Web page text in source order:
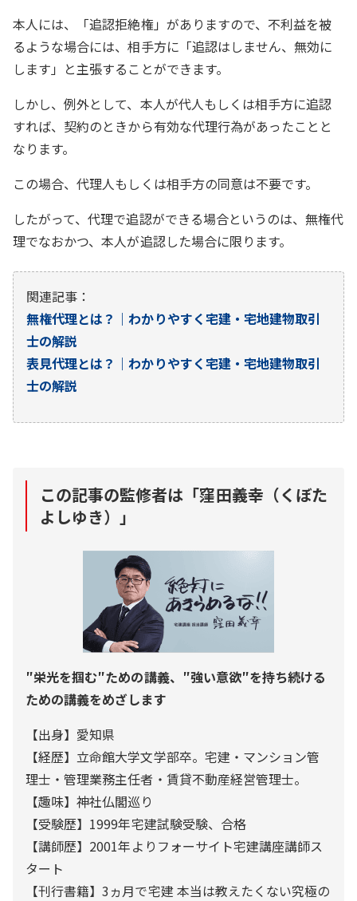
本人には、「追認拒絶権」がありますので、不利益を被
るような場合には、相手方に「追認はしません、無効に
します」と主張することができます。
しかし、例外として、本人が代人もしくは相手方に追認
すれば、契約のときから有効な代理行為があったことと
なります。
この場合、代理人もしくは相手方の同意は不要です。
したがって、代理で追認ができる場合というのは、無権代
理でなおかつ、本人が追認した場合に限ります。
関連記事：
無権代理とは？｜わかりやすく宅建・宅地建物取引
士の解説
表見代理とは？｜わかりやすく宅建・宅地建物取引
士の解説
この記事の監修者は「窪田義幸（くぼた
よしゆき） 」
″栄光を掴む″ための講義、″強い意欲″を持ち続ける
ための講義をめざします
【出身】愛知県
【経歴】立命館大学文学部卒。宅建・マンション管
理士・管理業務主任者・賃貸不動産経営管理士。
【趣味】神社仏閣巡り
【受験歴】1999年宅建試験受験、合格
【講師歴】2001年よりフォーサイト宅建講座講師ス
タート
【刊行書籍】3ヵ月で宅建 本当は教えたくない究極の